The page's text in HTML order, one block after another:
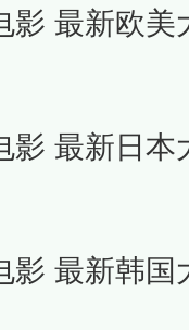
影 最新欧
影 最新日
影 最新韩